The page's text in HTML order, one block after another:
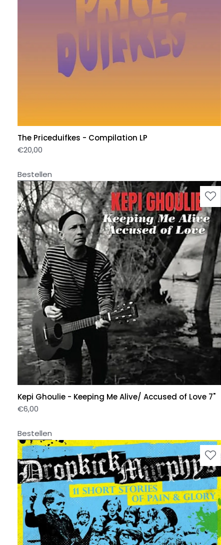
The Priceduifkes - Compilation LP
€20,00
Bestellen
Kepi Ghoulie - Keeping Me Alive/ Accused of Love 7"
€6,00
Bestellen